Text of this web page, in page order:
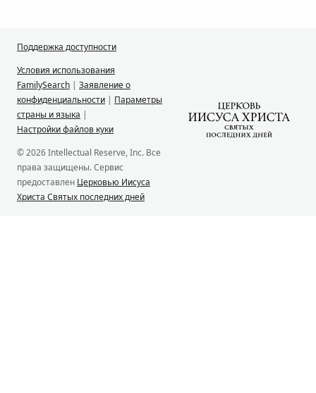
Поддержка доступности
Условия использования
FamilySearch | Заявление о
конфиденциальности | Параметры
страны и языка |
Настройки файлов куки
© 2026 Intellectual Reserve, Inc. Все
права защищены. Сервис
предоставлен Церковью Иисуса
Христа Святых последних дней